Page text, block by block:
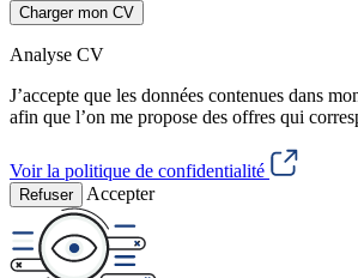
Charger mon CV
Analyse CV
J’accepte que les données contenues dans
afin que l’on me propose des offres qui
Voir la politique de confidentialité
Refuser Accepter